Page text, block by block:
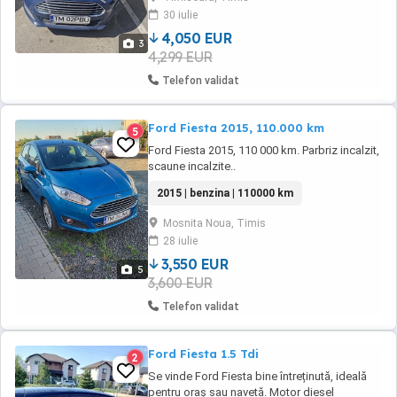
3
chei km reali- ofer VIN pentru Carvertical stare
technica foarte buna masina cumparata ...
30 iulie
4,050 EUR
4,299 EUR
Telefon validat
5
5 Ford Fiesta 2015, 110.000 km
Ford Fiesta 2015, 110 000 km. Parbriz incalzit,
scaune incalzite..
2015 | benzina | 110000 km
Mosnita Noua, Timis
28 iulie
3,550 EUR
3,600 EUR
Telefon validat
2 Ford Fiesta 1.5 Tdi
Se vinde Ford Fiesta bine întreținută, ideală
pentru oraș sau navetă. Motor diesel